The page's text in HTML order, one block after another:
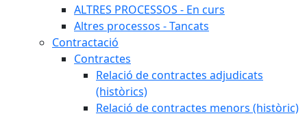
ALTRES PROCESSOS - En curs
Altres processos - Tancats
Contractació
Contractes
Relació de contractes adjudicats
(històrics)
Relació de contractes menors (històric)